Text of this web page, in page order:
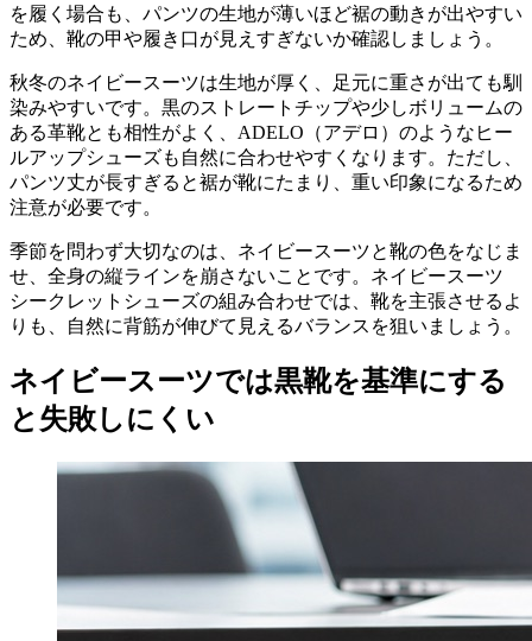
を履く場合も、パンツの生地が薄いほど裾の動きが出やすい
ため、靴の甲や履き口が見えすぎないか確認しましょう。
秋冬のネイビースーツは生地が厚く、足元に重さが出ても馴
染みやすいです。黒のストレートチップや少しボリュームの
ある革靴とも相性がよく、ADELO（アデロ）のようなヒー
ルアップシューズも自然に合わせやすくなります。ただし、
パンツ丈が長すぎると裾が靴にたまり、重い印象になるため
注意が必要です。
季節を問わず大切なのは、ネイビースーツと靴の色をなじま
せ、全身の縦ラインを崩さないことです。ネイビースーツ
シークレットシューズの組み合わせでは、靴を主張させるよ
りも、自然に背筋が伸びて見えるバランスを狙いましょう。
ネイビースーツでは黒靴を基準にする
と失敗しにくい